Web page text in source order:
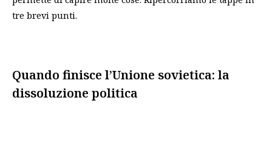
tre brevi punti.
Quando finisce l’Unione sovietica: la
dissoluzione politica